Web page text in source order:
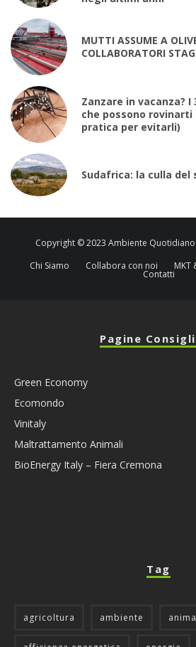
MUTTI ASSUME A
COLLABORATORI
Zanzare in vacanza?
che possono rovinarti
pratica per evitarli)
Sudafrica: la culla
Copyright © 2023 Ambiente
Chi Siamo
Collabora con noi MKT
Contatti
Pagine
Green Economy
Ecomondo
Vinitaly
Maltrattamento Animali
BioEnergy Italy – Fiera Cremona
Tag
agricoltura ambiente